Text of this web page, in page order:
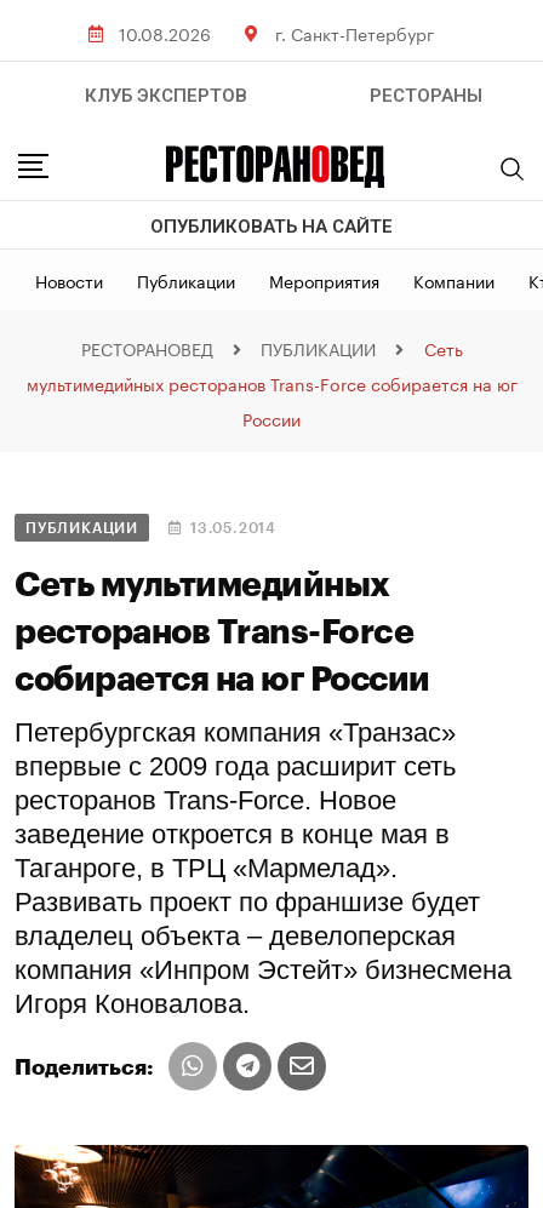
10.08.2026 г. Санкт-Петербург
КЛУБ ЭКСПЕРТОВ РЕСТОРАНЫ
ОПУБЛИКОВАТЬ НА САЙТЕ
Новости Публикации Мероприятия Компании
РЕСТОРАНОВЕД ПУБЛИКАЦИИ
Сеть
мультимедийных ресторанов Trans-Force собирается на юг
России
ПУБЛИКАЦИИ 13.05.2014
Сеть мультимедийных
ресторанов Trans-Force
собирается на юг России
Петербургская компания «Транзас»
впервые с 2009 года расширит сеть
ресторанов Trans-Force. Новое
заведение откроется в конце мая в
Таганроге, в ТРЦ «Мармелад».
Развивать проект по франшизе будет
владелец объекта – девелоперская
компания «Инпром Эстейт» бизнесмена
Игоря Коновалова.
Поделиться: